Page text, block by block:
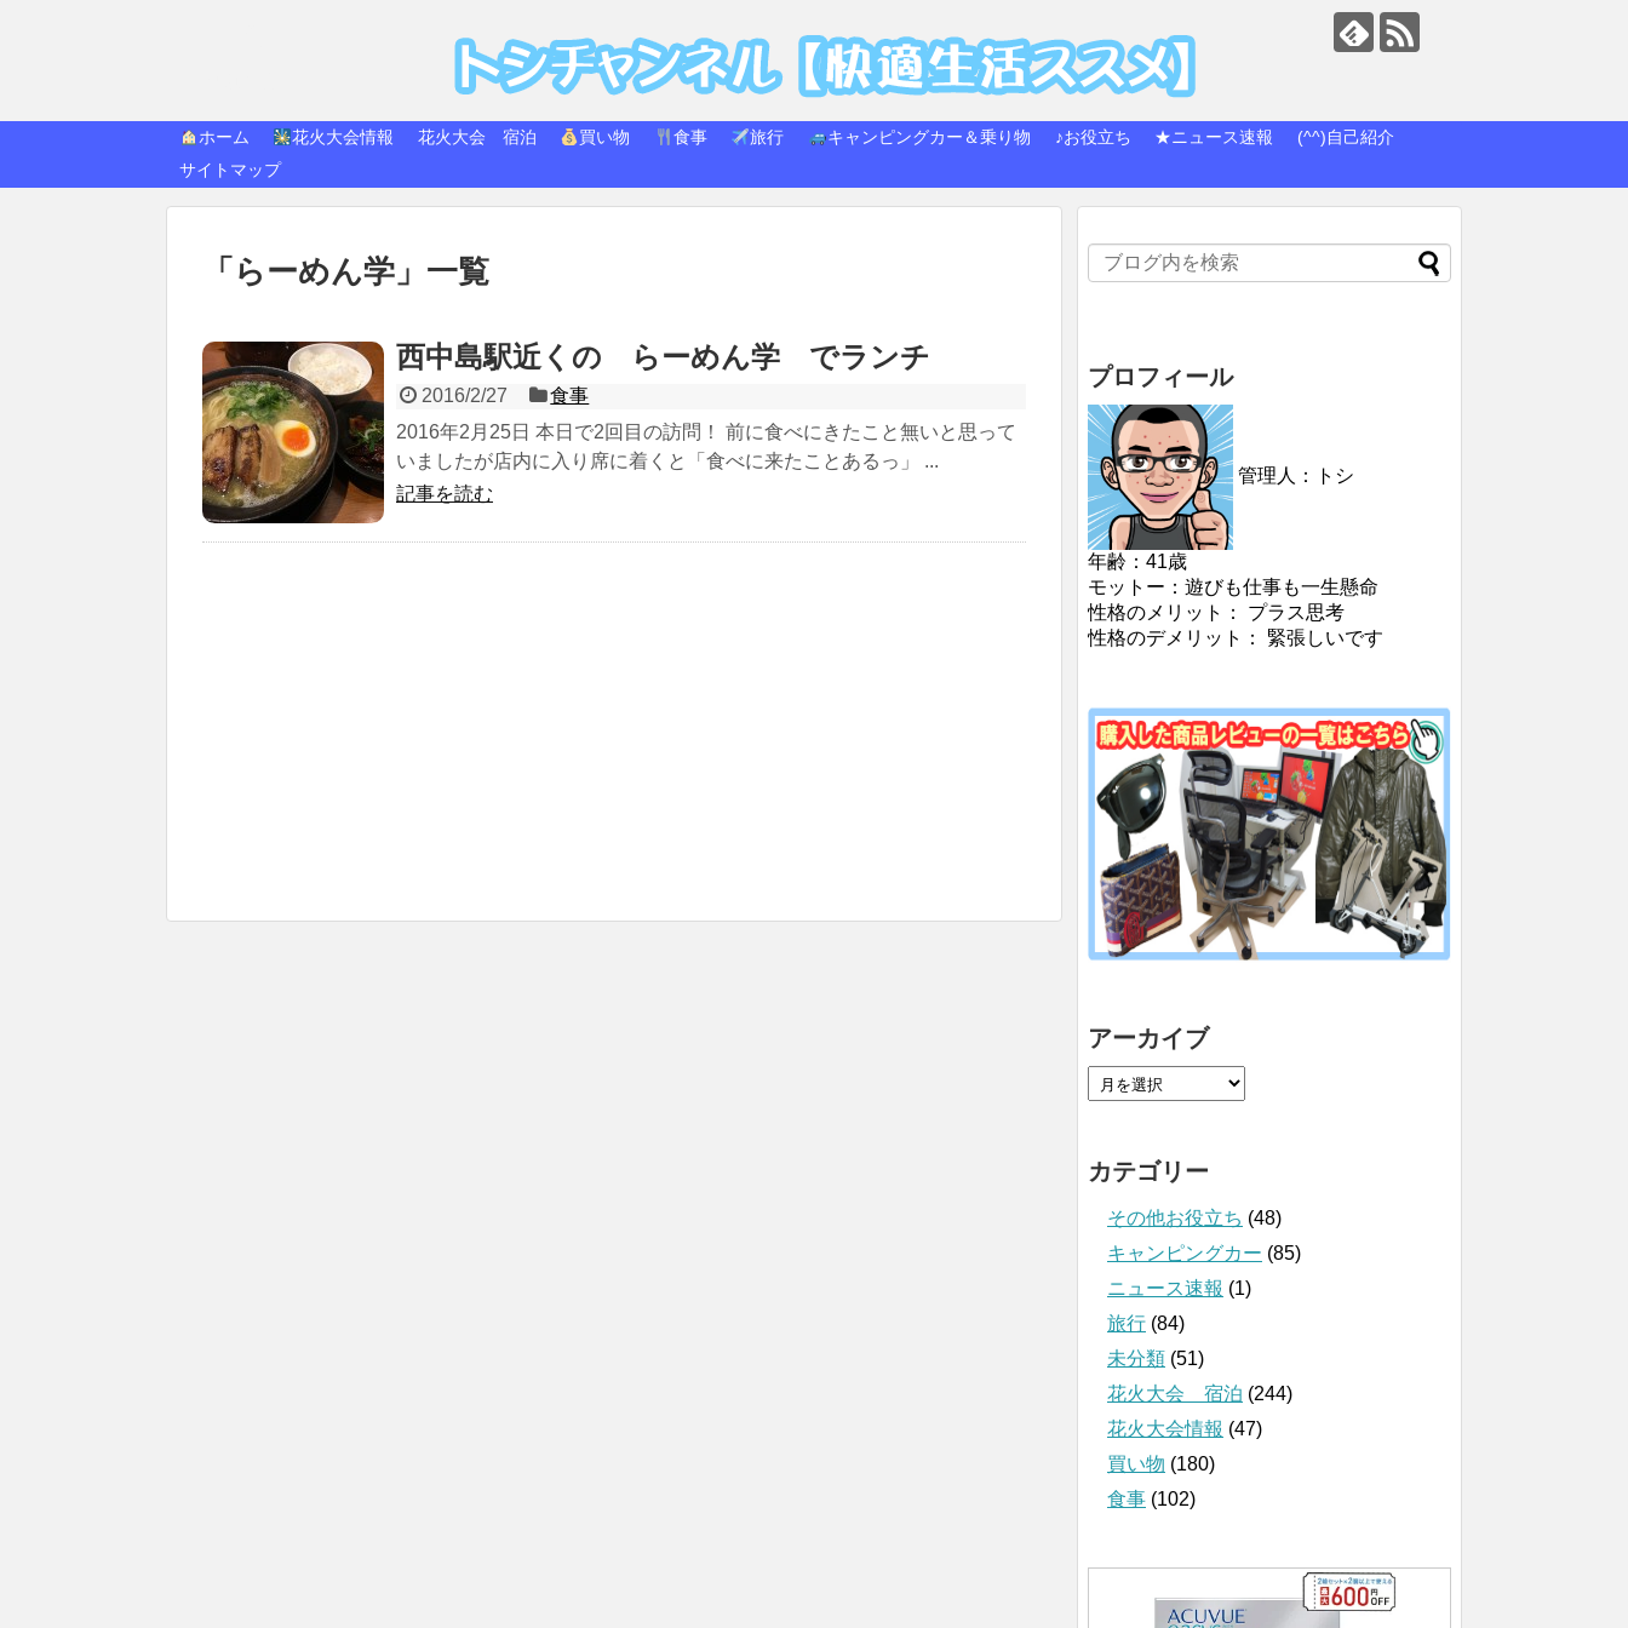
ホーム 花火大会情報 花火大会 宿泊 買い物 食事 旅行 キャンピングカー＆乗り物 ♪お役立ち ★ニュース速報
(^^)自己紹介
サイトマップ
「 らーめん学 」 一覧
西中島駅近くの らーめん学 でランチ
2016/2/27
食事
2016年2月25日 本日で2回目の訪問！ 前に食べにきたこと無いと思って
いましたが店内に入り席に着くと「食べに来たことあるっ」 ...
記事を読む
プロフィール
管理人：トシ
年齢：41歳
モットー：遊びも仕事も一生懸命
性格のメリット： プラス思考
性格のデメリット： 緊張しいです
アーカイブ
カテゴリー
その他お役立ち (48)
キャンピングカー (85)
ニュース速報 (1)
旅行 (84)
未分類 (51)
花火大会 宿泊 (244)
花火大会情報 (47)
買い物 (180)
食事 (102)